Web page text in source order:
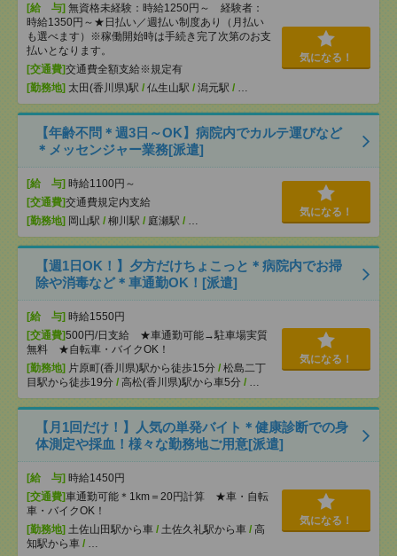
[給 与] 無資格未経験：時給1250円～ 経験者：
時給1350円～★日払い／週払い制度あり（月払い
も選べます）※稼働開始時は手続き完了次第のお支
払いとなります。
[交通費]交通費全額支給※規定有
[勤務地] 太田(香川県)駅 / 仏生山駅 / 潟元駅 / …
気になる！
【年齢不問＊週3日～OK】病院内でカルテ運びなど
＊メッセンジャー業務[派遣]
[給 与] 時給1100円～
[交通費]交通費規定内支給
[勤務地] 岡山駅 / 柳川駅 / 庭瀬駅 / …
気になる！
【週1日OK！】夕方だけちょこっと＊病院内でお掃
除や消毒など＊車通勤OK！[派遣]
[給 与] 時給1550円
[交通費]500円/日支給 ★車通勤可能→駐車場実質
無料 ★自転車・バイクOK！
[勤務地] 片原町(香川県)駅から徒歩15分 / 松島二丁
目駅から徒歩19分 / 高松(香川県)駅から車5分 / …
気になる！
【月1回だけ！】人気の単発バイト＊健康診断での身
体測定や採血！様々な勤務地ご用意[派遣]
[給 与] 時給1450円
[交通費]車通勤可能＊1km＝20円計算 ★車・自転
車・バイクOK！
[勤務地] 土佐山田駅から車 / 土佐久礼駅から車 / 高
知駅から車 / …
気になる！